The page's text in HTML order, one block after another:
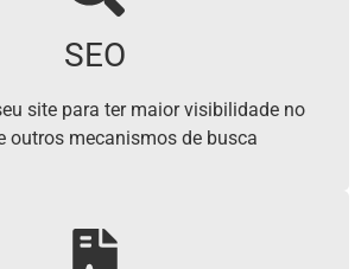
SEO
site para ter maior visibilidade no
outros mecanismos de busca